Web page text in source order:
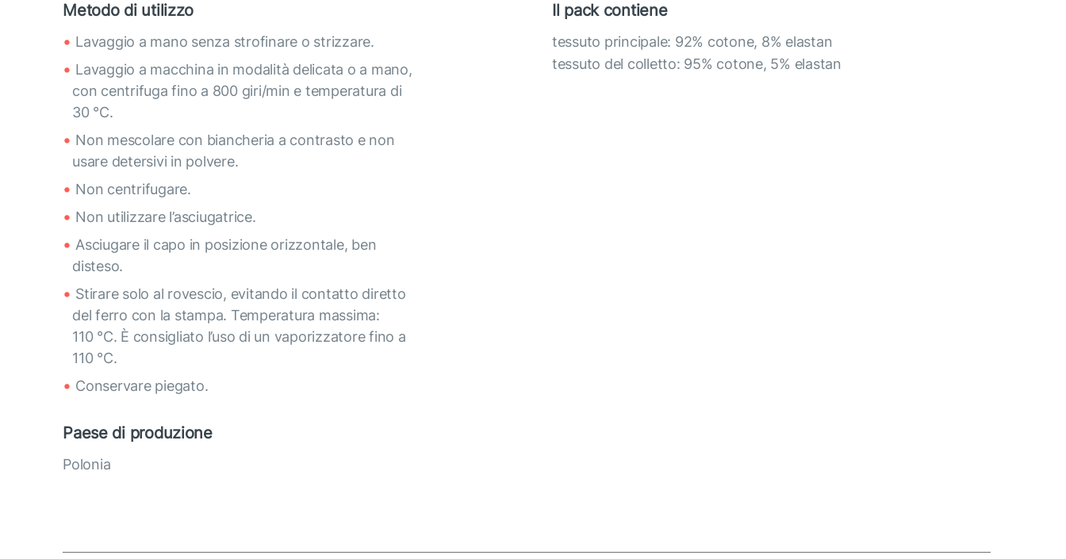
Metodo di utilizzo
Lavaggio a mano senza strofinare o strizzare.
Lavaggio a macchina in modalità delicata o a mano,
con centrifuga fino a 800 giri/min e temperatura di
30 °C.
Non mescolare con biancheria a contrasto e non
usare detersivi in polvere.
Non centrifugare.
Non utilizzare l’asciugatrice.
Asciugare il capo in posizione orizzontale, ben
disteso.
Stirare solo al rovescio, evitando il contatto diretto
del ferro con la stampa. Temperatura massima:
110 °C. È consigliato l’uso di un vaporizzatore fino a
110 °C.
Conservare piegato.
Il pack contiene
tessuto principale: 92% cotone, 8% elastan
tessuto del colletto: 95% cotone, 5% elastan
Paese di produzione
Polonia